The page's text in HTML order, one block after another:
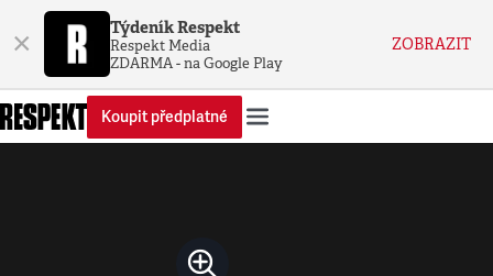
× Týdeník Respekt
Respekt Media
ZDARMA - na Google Play
ZOBRAZIT
Koupit předplatné